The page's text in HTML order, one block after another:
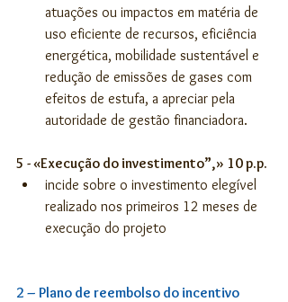
atuações ou impactos em matéria de
uso eficiente de recursos, eficiência
energética, mobilidade sustentável e
redução de emissões de gases com
efeitos de estufa, a apreciar pela
autoridade de gestão financiadora.
5 - «Execução do investimento”,» 10 p.p.
incide sobre o investimento elegível
realizado nos primeiros 12 meses de
execução do projeto
2 – Plano de reembolso do incentivo